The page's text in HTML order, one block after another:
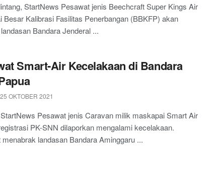
StartNews Pesawat jenis Beechcraft Super Kings Air
Besar Kalibrasi Fasilitas Penerbangan (BBKFP) akan
Bandara Jenderal ...
Smart-Air Kecelakaan di Bandara
OKTOBER 2021
Pesawat jenis Caravan milik maskapai Smart Air
PK-SNN dilaporkan mengalami kecelakaan.
menabrak landasan Bandara Aminggaru ...